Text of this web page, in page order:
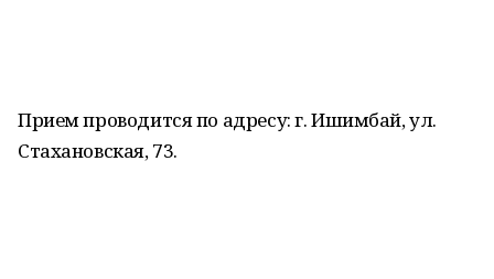
Прием проводится по адресу: г. Ишимбай, ул.
Стахановская, 73.